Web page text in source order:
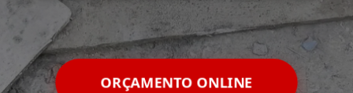
ORÇAMENTO ONLINE